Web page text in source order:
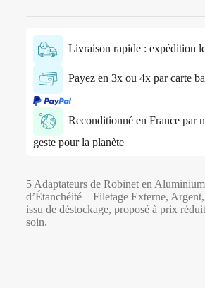
Livraison rapide : expédition
Payez en 3x ou 4x par carte
Reconditionné en France par
geste pour la planète
5 Adaptateurs de Robinet en
d’Étanchéité – Filetage Externe,
issu de déstockage, proposé à prix
soin.